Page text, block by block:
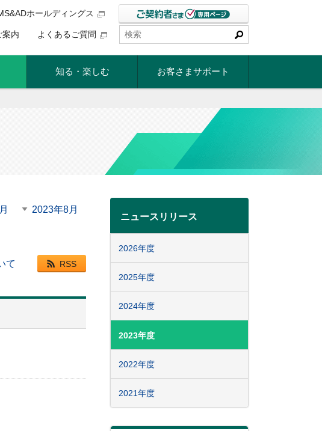
知る・楽しむ お客さまサポート
案内 よくあるご質問
ホールディングス
2023年8月
て RSS
ニュースリリース
2026年度
2025年度
2024年度
2023年度
2022年度
2021年度